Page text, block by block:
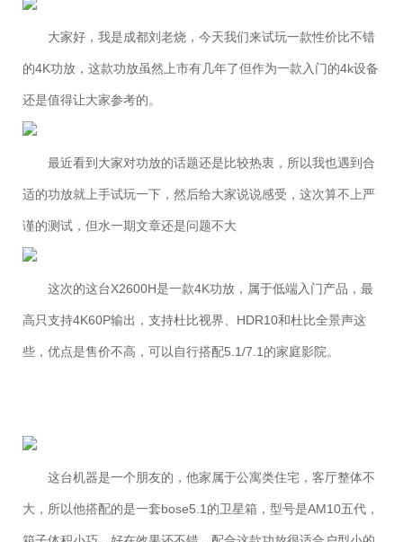
大家好，我是成都刘老烧，今天我们来试玩一款性价比不错
的4K功放，这款功放虽然上市有几年了但作为一款入门的4k设备
还是值得让大家参考的。
最近看到大家对功放的话题还是比较热衷，所以我也遇到合
适的功放就上手试玩一下，然后给大家说说感受，这次算不上严
谨的测试，但水一期文章还是问题不大
这次的这台X2600H是一款4K功放，属于低端入门产品，最
高只支持4K60P输出，支持杜比视界、HDR10和杜比全景声这
些，优点是售价不高，可以自行搭配5.1/7.1的家庭影院。
这台机器是一个朋友的，他家属于公寓类住宅，客厅整体不
大，所以他搭配的是一套bose5.1的卫星箱，型号是AM10五代，